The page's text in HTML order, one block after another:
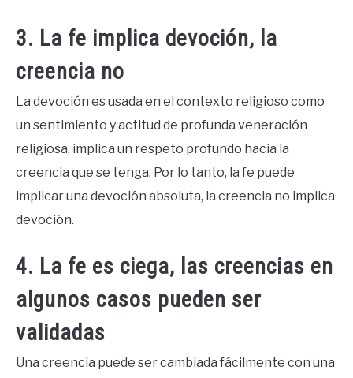
3. La fe implica devoción, la
creencia no
La devoción es usada en el contexto religioso como
un sentimiento y actitud de profunda veneración
religiosa, implica un respeto profundo hacia la
creencia que se tenga. Por lo tanto, la fe puede
implicar una devoción absoluta, la creencia no implica
devoción.
4. La fe es ciega, las creencias en
algunos casos pueden ser
validadas
Una creencia puede ser cambiada fácilmente con una